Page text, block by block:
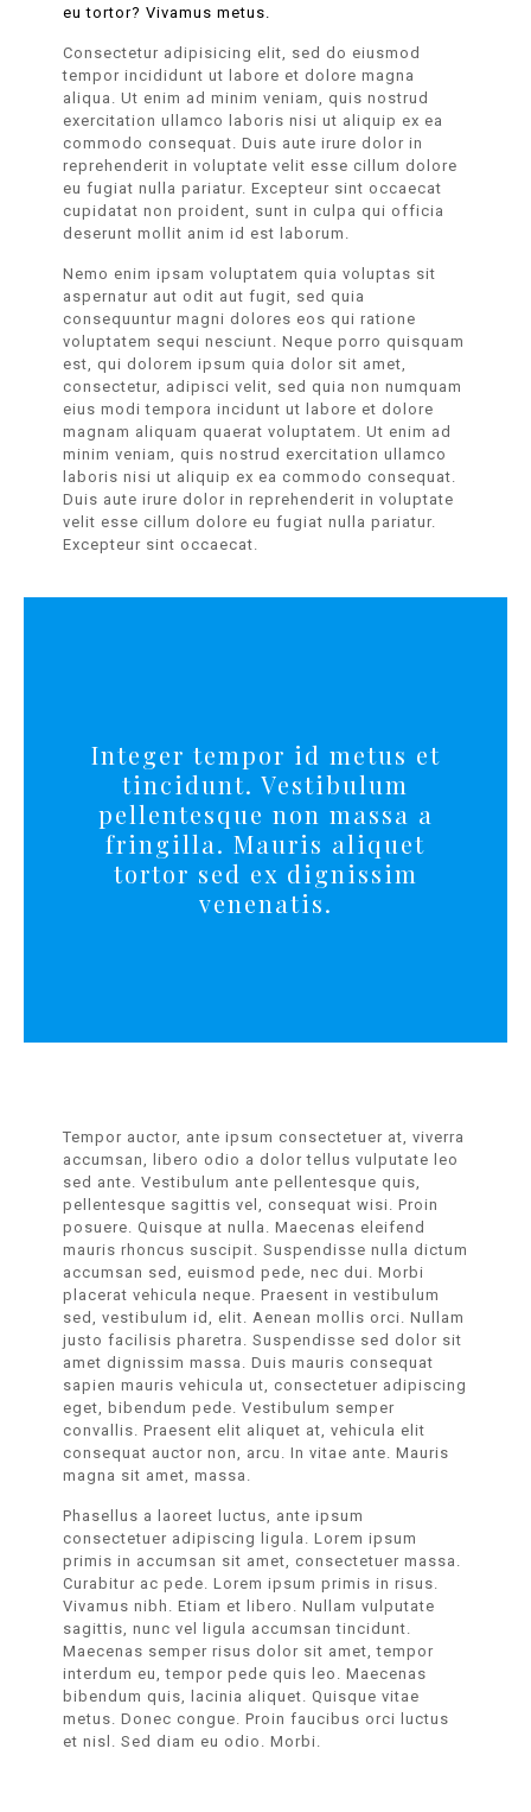
eu tortor? Vivamus metus.
Consectetur adipisicing elit, sed do eiusmod
tempor incididunt ut labore et dolore magna
aliqua. Ut enim ad minim veniam, quis nostrud
exercitation ullamco laboris nisi ut aliquip ex ea
commodo consequat. Duis aute irure dolor in
reprehenderit in voluptate velit esse cillum dolore
eu fugiat nulla pariatur. Excepteur sint occaecat
cupidatat non proident, sunt in culpa qui officia
deserunt mollit anim id est laborum.
Nemo enim ipsam voluptatem quia voluptas sit
aspernatur aut odit aut fugit, sed quia
consequuntur magni dolores eos qui ratione
voluptatem sequi nesciunt. Neque porro quisquam
est, qui dolorem ipsum quia dolor sit amet,
consectetur, adipisci velit, sed quia non numquam
eius modi tempora incidunt ut labore et dolore
magnam aliquam quaerat voluptatem. Ut enim ad
minim veniam, quis nostrud exercitation ullamco
laboris nisi ut aliquip ex ea commodo consequat.
Duis aute irure dolor in reprehenderit in voluptate
velit esse cillum dolore eu fugiat nulla pariatur.
Excepteur sint occaecat.
Integer tempor id metus et
tincidunt. Vestibulum
pellentesque non massa a
fringilla. Mauris aliquet
tortor sed ex dignissim
venenatis.
Tempor auctor, ante ipsum consectetuer at, viverra
accumsan, libero odio a dolor tellus vulputate leo
sed ante. Vestibulum ante pellentesque quis,
pellentesque sagittis vel, consequat wisi. Proin
posuere. Quisque at nulla. Maecenas eleifend
mauris rhoncus suscipit. Suspendisse nulla dictum
accumsan sed, euismod pede, nec dui. Morbi
placerat vehicula neque. Praesent in vestibulum
sed, vestibulum id, elit. Aenean mollis orci. Nullam
justo facilisis pharetra. Suspendisse sed dolor sit
amet dignissim massa. Duis mauris consequat
sapien mauris vehicula ut, consectetuer adipiscing
eget, bibendum pede. Vestibulum semper
convallis. Praesent elit aliquet at, vehicula elit
consequat auctor non, arcu. In vitae ante. Mauris
magna sit amet, massa.
Phasellus a laoreet luctus, ante ipsum
consectetuer adipiscing ligula. Lorem ipsum
primis in accumsan sit amet, consectetuer massa.
Curabitur ac pede. Lorem ipsum primis in risus.
Vivamus nibh. Etiam et libero. Nullam vulputate
sagittis, nunc vel ligula accumsan tincidunt.
Maecenas semper risus dolor sit amet, tempor
interdum eu, tempor pede quis leo. Maecenas
bibendum quis, lacinia aliquet. Quisque vitae
metus. Donec congue. Proin faucibus orci luctus
et nisl. Sed diam eu odio. Morbi.